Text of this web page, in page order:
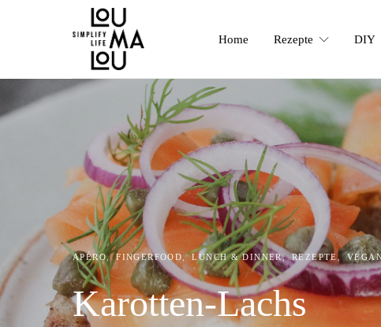
Home Rezepte DIY
APÉRO FINGERFOOD LUNCH & DINNER REZEPTE
Karotten-Lachs